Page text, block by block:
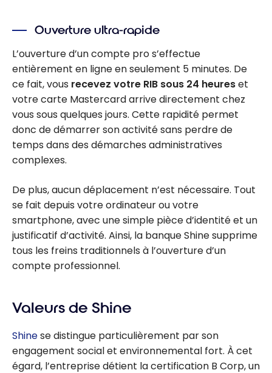
Ouverture ultra-rapide
L’ouverture d’un compte pro s’effectue
entièrement en ligne en seulement 5 minutes. De
ce fait, vous recevez votre RIB sous 24 heureset
votre carte Mastercard arrive directement chez
vous sous quelques jours. Cette rapidité permet
donc de démarrer son activité sans perdre de
temps dans des démarches administratives
complexes.
De plus, aucun déplacement n’est nécessaire. Tout
se fait depuis votre ordinateur ou votre
smartphone, avec une simple pièce d’identité et un
justificatif d’activité. Ainsi, la banque Shine supprime
tous les freins traditionnels à l’ouverture d’un
compte professionnel.
Valeurs de Shine
Shinese distingue particulièrement par son
engagement social et environnemental fort. À cet
égard, l’entreprise détient la certification B Corp, un